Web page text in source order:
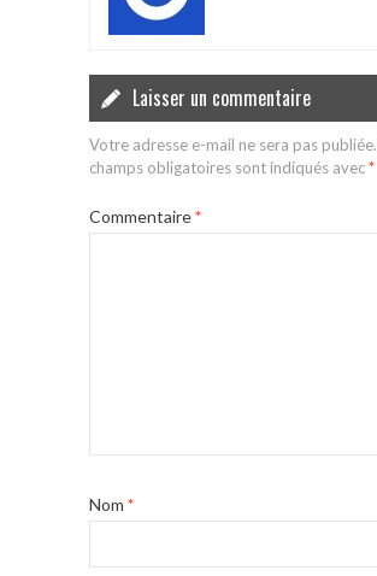
Laisser un commentaire
Votre adresse e-mail ne sera pas publiée.
champs obligatoires sont indiqués avec*
Commentaire*
Nom *